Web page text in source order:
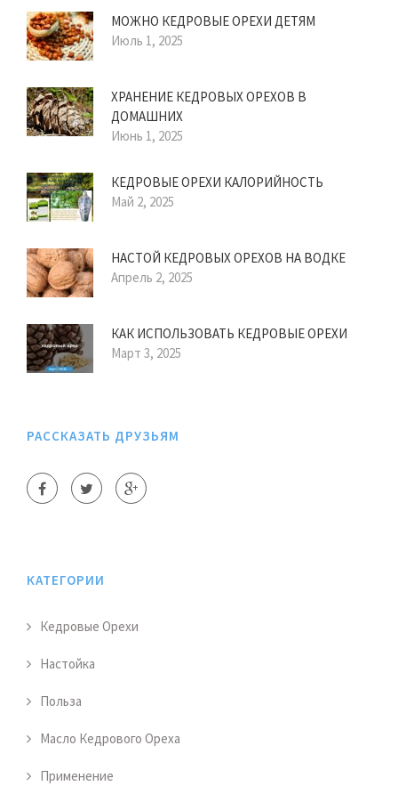
МОЖНО КЕДРОВЫЕ ОРЕХИ ДЕТЯМ
Июль 1, 2025
ХРАНЕНИЕ КЕДРОВЫХ ОРЕХОВ В
ДОМАШНИХ
Июнь 1, 2025
КЕДРОВЫЕ ОРЕХИ КАЛОРИЙНОСТЬ
Май 2, 2025
НАСТОЙ КЕДРОВЫХ ОРЕХОВ НА ВОДКЕ
Апрель 2, 2025
КАК ИСПОЛЬЗОВАТЬ КЕДРОВЫЕ ОРЕХИ
Март 3, 2025
РАССКАЗАТЬ ДРУЗЬЯМ
КАТЕГОРИИ
Кедровые Орехи
Настойка
Польза
Масло Кедрового Ореха
Применение